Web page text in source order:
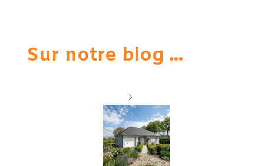
Sur notre blog ...